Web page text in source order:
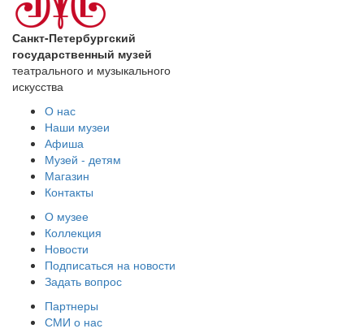
Санкт-Петербургский
государственный музей
театрального и музыкального
искусства
О нас
Наши музеи
Афиша
Музей - детям
Магазин
Контакты
О музее
Коллекция
Новости
Подписаться на новости
Задать вопрос
Партнеры
СМИ о нас